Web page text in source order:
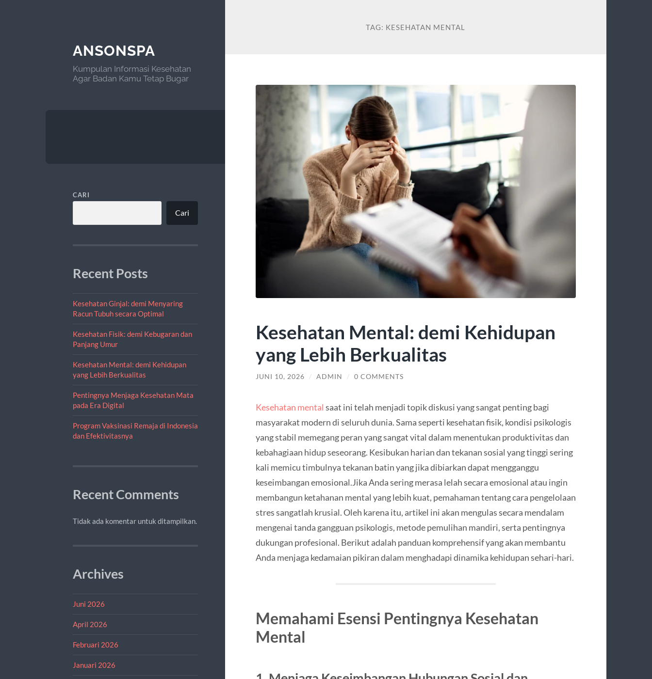
ANSONSPA
Kumpulan Informasi Kesehatan
Agar Badan Kamu Tetap Bugar
CARI
Cari
Recent Posts
Kesehatan Ginjal: demi Menyaring
Racun Tubuh secara Optimal
Kesehatan Fisik: demi Kebugaran dan
Panjang Umur
Kesehatan Mental: demi Kehidupan
yang Lebih Berkualitas
Pentingnya Menjaga Kesehatan Mata
pada Era Digital
Program Vaksinasi Remaja di Indonesia
dan Efektivitasnya
Recent Comments
Tidak ada komentar untuk ditampilkan.
Archives
Juni 2026
April 2026
Februari 2026
Januari 2026
TAG: KESEHATAN MENTAL
Kesehatan Mental: demi Kehidupan
yang Lebih Berkualitas
JUNI 10, 2026 / ADMIN / 0 COMMENTS
Kesehatan mental saat ini telah menjadi topik diskusi yang sangat penting bagi
masyarakat modern di seluruh dunia. Sama seperti kesehatan fisik, kondisi psikologis
yang stabil memegang peran yang sangat vital dalam menentukan produktivitas dan
kebahagiaan hidup seseorang. Kesibukan harian dan tekanan sosial yang tinggi sering
kali memicu timbulnya tekanan batin yang jika dibiarkan dapat mengganggu
keseimbangan emosional.Jika Anda sering merasa lelah secara emosional atau ingin
membangun ketahanan mental yang lebih kuat, pemahaman tentang cara pengelolaan
stres sangatlah krusial. Oleh karena itu, artikel ini akan mengulas secara mendalam
mengenai tanda gangguan psikologis, metode pemulihan mandiri, serta pentingnya
dukungan profesional. Berikut adalah panduan komprehensif yang akan membantu
Anda menjaga kedamaian pikiran dalam menghadapi dinamika kehidupan sehari-hari.
Memahami Esensi Pentingnya Kesehatan
Mental